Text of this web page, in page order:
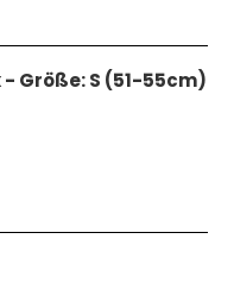
Größe: S (51-55cm)